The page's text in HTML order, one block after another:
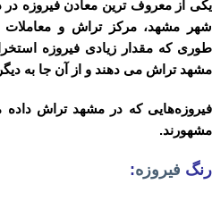
یکی‌ از معروف‌ ترین‌ معادن‌ فیروزه‌
شهر مشهد، مرکز تراش‌ و
طوری‌ که‌ مقدار زیادی‌ فیروزه‌
مشهد تراش‌ می‌ دهند و از آن‌ جا به‌
فیروزه‌هایی‌ که‌ در مشهد تراش‌
مشهورند.
رنگ فیروزه: